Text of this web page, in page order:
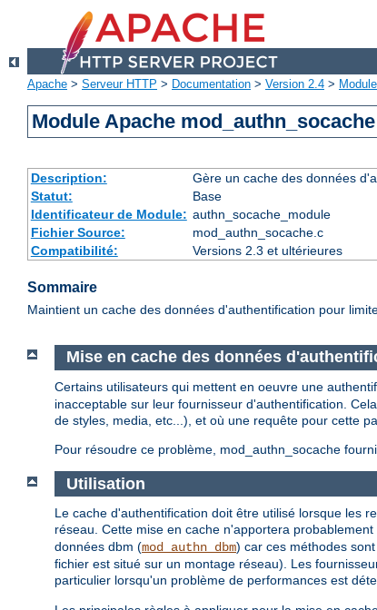
Apache > Serveur HTTP > Documentation > Version 2.4 >
Module Apache mod_authn_socache
Description:
Gère un cache des données
Statut:
Base
Identificateur de Module: authn_socache_module
Fichier Source:
mod_authn_socache.c
Compatibilité:
Versions 2.3 et ultérieures
Sommaire
Maintient un cache des données d'authentification pour
Mise en cache des données
Certains utilisateurs qui mettent en oeuvre une
inacceptable sur leur fournisseur d'authentification.
de styles, media, etc...), et où une requête pour cette
Pour résoudre ce problème, mod_authn_socache
Utilisation
Le cache d'authentification doit être utilisé lorsque les
réseau. Cette mise en cache n'apportera
données dbm (mod_authn_dbm) car ces méthodes
fichier est situé sur un montage réseau). Les
particulier lorsqu'un problème de performances est